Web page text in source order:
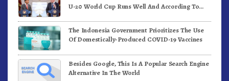
U-20 World Cup Runs Well And According To
The Indonesia Government Prioritizes The Use
Of Domestically-Produced COVID-19 Vaccines
Besides Google, This Is A Popular Search Engine
Alternative In The World